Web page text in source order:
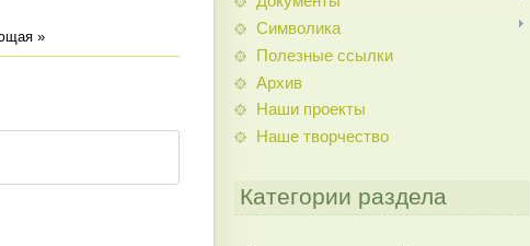
»
Символика
Полезные ссылки
Архив
Наши проекты
Наше творчество
Категории раздела